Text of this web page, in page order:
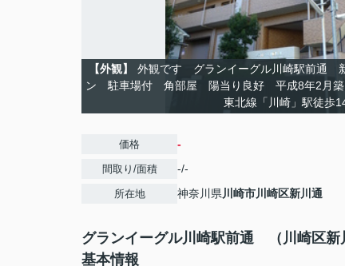
【外観】
外観です グランイーグル川崎駅前通
ン 駐車場付 角部屋 陽当り良好 平成8年2月
東北線「川崎」駅徒歩
価格 -
間取り/面積 -/-
所在地 神奈川県川崎市川崎区新川通
グランイーグル川崎駅前通 （川崎区新
基本情報